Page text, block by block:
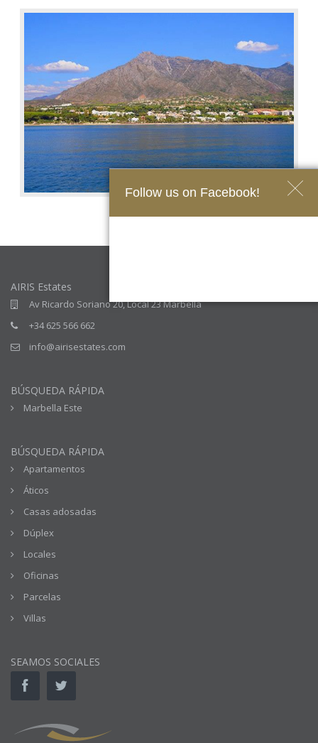
Follow us on Facebook!
AIRIS Estates
Av Ricardo Soriano 20, Local 23 Marbella
+34 625 566 662
info@airisestates.com
BÚSQUEDA RÁPIDA
Marbella Este
BÚSQUEDA RÁPIDA
Apartamentos
Áticos
Casas adosadas
Dúplex
Locales
Oficinas
Parcelas
Villas
SEAMOS SOCIALES